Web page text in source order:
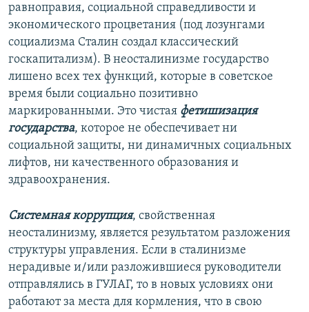
равноправия, социальной справедливости и
экономического процветания (под лозунгами
социализма Сталин создал классический
госкапитализм). В неосталинизме государство
лишено всех тех функций, которые в советское
время были социально позитивно
маркированными. Это чистая фетишизация
государства, которое не обеспечивает ни
социальной защиты, ни динамичных социальных
лифтов, ни качественного образования и
здравоохранения.
Системная коррупция, свойственная
неосталинизму, является результатом разложения
структуры управления. Если в сталинизме
нерадивые и/или разложившиеся руководители
отправлялись в ГУЛАГ, то в новых условиях они
работают за места для кормления, что в свою